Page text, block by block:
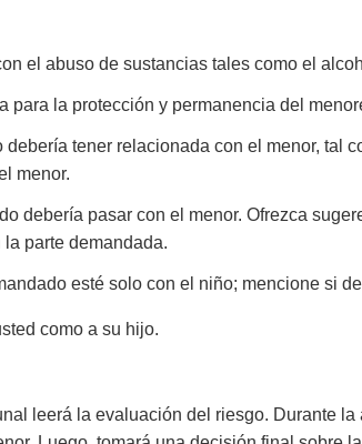
el abuso de sustancias tales como el
la protección y permanencia del
tener relacionada con el menor, tal
menor.
debería pasar con el menor. Ofrezca
parte demandada.
esté solo con el niño; mencione si
como a su hijo.
leerá la evaluación del riesgo. Durante